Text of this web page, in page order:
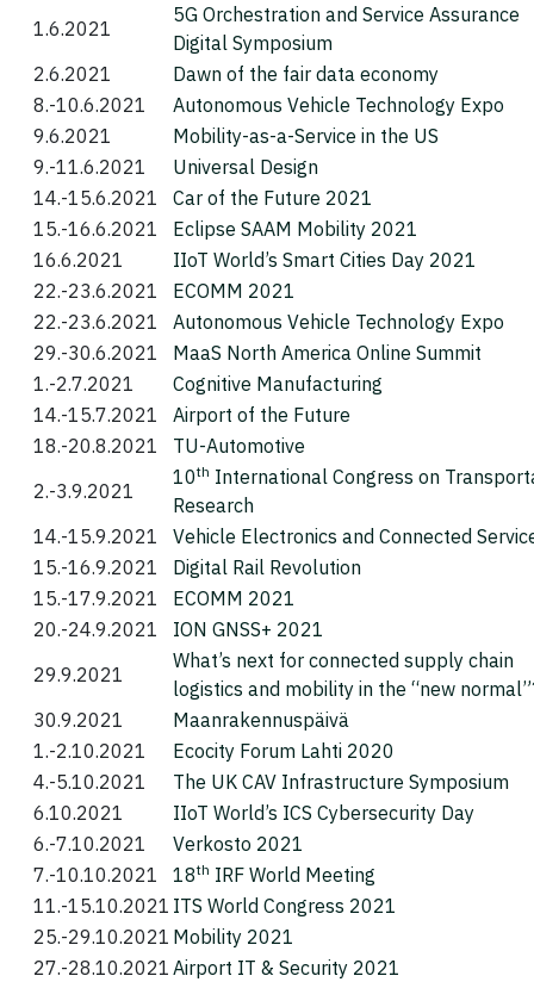
1.6.2021
5G Orchestration and Service Assurance
Digital Symposium
2.6.2021
Dawn of the fair data economy
8.-10.6.2021
Autonomous Vehicle Technology Expo
9.6.2021
Mobility-as-a-Service in the US
9.-11.6.2021
Universal Design
14.-15.6.2021
Car of the Future 2021
15.-16.6.2021
Eclipse SAAM Mobility 2021
16.6.2021
IIoT World’s Smart Cities Day 2021
22.-23.6.2021
ECOMM 2021
22.-23.6.2021
Autonomous Vehicle Technology Expo
29.-30.6.2021
MaaS North America Online Summit
1.-2.7.2021
Cognitive Manufacturing
14.-15.7.2021
Airport of the Future
18.-20.8.2021
TU-Automotive
2.-3.9.2021
10th International Congress on
Research
14.-15.9.2021
Vehicle Electronics and Connected
15.-16.9.2021
Digital Rail Revolution
15.-17.9.2021
ECOMM 2021
20.-24.9.2021
ION GNSS+ 2021
29.9.2021
What’s next for connected supply chain
logistics and mobility in the “new
30.9.2021
Maanrakennuspäivä
1.-2.10.2021
Ecocity Forum Lahti 2020
4.-5.10.2021
The UK CAV Infrastructure Symposium
6.10.2021
IIoT World’s ICS Cybersecurity Day
6.-7.10.2021
Verkosto 2021
7.-10.10.2021
18th IRF World Meeting
11.-15.10.2021 ITS World Congress 2021
25.-29.10.2021 Mobility 2021
27.-28.10.2021 Airport IT & Security 2021